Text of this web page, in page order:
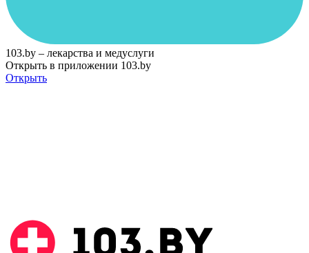
103.by – лекарства и медуслуги
Открыть в приложении 103.by
Открыть